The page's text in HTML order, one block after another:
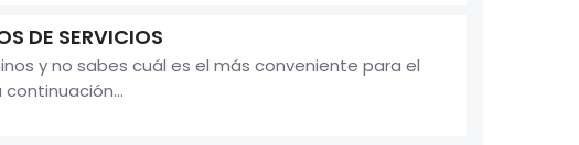
DE SERVICIOS
y no sabes cuál es el más conveniente para el